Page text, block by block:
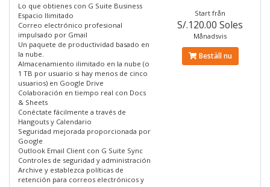
Lo que obtienes con G Suite Business
Espacio Ilimitado
Correo electrónico profesional
impulsado por Gmail
Un paquete de productividad basado en
la nube.
Almacenamiento ilimitado en la nube (o
1 TB por usuario si hay menos de cinco
usuarios) en Google Drive
Colaboración en tiempo real con Docs
& Sheets
Conéctate fácilmente a través de
Hangouts y Calendario
Seguridad mejorada proporcionada por
Google
Outlook Email Client con G Suite Sync
Controles de seguridad y administración
Archive y establezca políticas de
retención para correos electrónicos y
Start från
S/.120.00 Soles
Månadsvis
Beställ nu